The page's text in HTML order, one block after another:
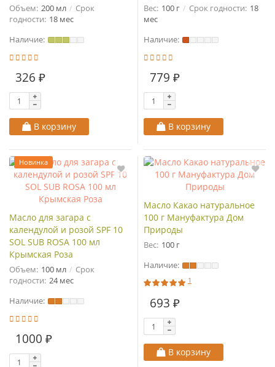
Объем: 200 мл
Срок
годности: 18 мес
Наличие:
326 ₽
В корзину
Вес: 100 г Срок годности: 18
мес
Наличие:
779 ₽
В корзину
Новинка
Масло для загара с
календулой и розой SPF 10
SOL SUB ROSA 100 мл
Крымская Роза
Объем: 100 мл
Срок
годности: 24 мес
Наличие:
1000 ₽
Масло Какао натуральное
100 г Мануфактура Дом
Природы
Вес: 100 г
Наличие:
1
693 ₽
В корзину